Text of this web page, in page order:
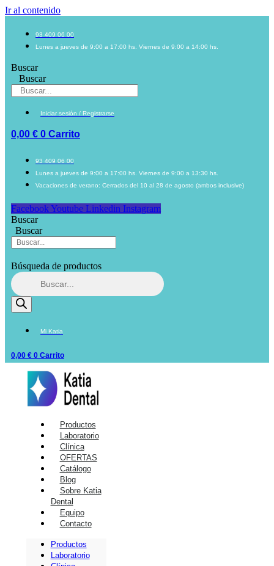
Ir al contenido
93 409 06 00
Lunes a jueves de 9:00 a 17:00 hs. Viernes de 9:00 a 14:00 hs.
Buscar
Buscar
Iniciar sesión / Registrarse
0,00 € 0 Carrito
93 409 06 00
Lunes a jueves de 9:00 a 17:00 hs. Viernes de 9:00 a 13:30 hs.
Vacaciones de verano: Cerrados del 10 al 28 de agosto (ambos inclusive)
Facebook Youtube Linkedin Instagram
Buscar
Buscar
Búsqueda de productos
Mi Katia
0,00 € 0 Carrito
Productos
Laboratorio
Clínica
OFERTAS
Catálogo
Blog
Sobre Katia
Dental
Equipo
Contacto
Productos
Laboratorio